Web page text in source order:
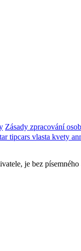
Zásady zpracování
tipcars vlasta kvety
je bez